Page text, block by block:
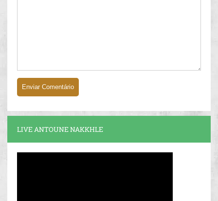
LIVE ANTOUNE NAKKHLE